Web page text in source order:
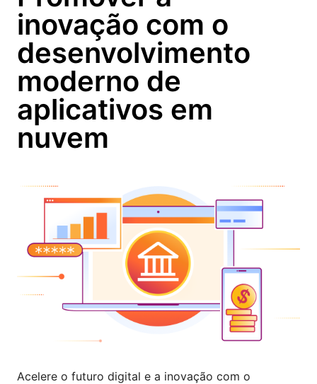
inovação com o
desenvolvimento
moderno de
aplicativos em
nuvem
Acelere o futuro digital e a inovação com o